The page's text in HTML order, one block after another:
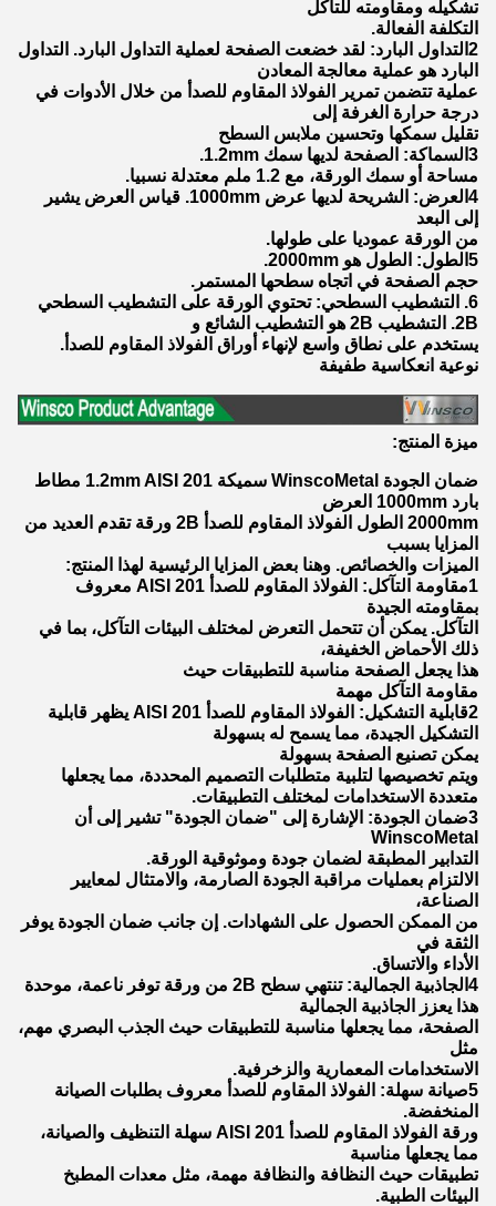
تشكيله ومقاومته للتآكل
التكلفة الفعالة.
2التداول البارد: لقد خضعت الصفحة لعملية التداول البارد. التداول
البارد هو عملية معالجة المعادن
عملية تتضمن تمرير الفولاذ المقاوم للصدأ من خلال الأدوات في
درجة حرارة الغرفة إلى
تقليل سمكها وتحسين ملابس السطح
3السماكة: الصفحة لديها سمك 1.2mm.
مساحة أو سمك الورقة، مع 1.2 ملم معتدلة نسبيا.
4العرض: الشريحة لديها عرض 1000mm. قياس العرض يشير
إلى البعد
من الورقة عموديا على طولها.
5الطول: الطول هو 2000mm.
حجم الصفحة في اتجاه سطحها المستمر.
6. التشطيب السطحي: تحتوي الورقة على التشطيب السطحي
2B. التشطيب 2B هو التشطيب الشائع و
يستخدم على نطاق واسع لإنهاء أوراق الفولاذ المقاوم للصدأ.
نوعية انعكاسية طفيفة
ميزة المنتج:
ضمان الجودة WinscoMetal سميكة 1.2mm AISI 201 مطاط
بارد 1000mm العرض
2000mm الطول الفولاذ المقاوم للصدأ 2B ورقة تقدم العديد من
المزايا بسبب
الميزات والخصائص. وهنا بعض المزايا الرئيسية لهذا المنتج:
1مقاومة التآكل: الفولاذ المقاوم للصدأ AISI 201 معروف
بمقاومته الجيدة
التآكل. يمكن أن تتحمل التعرض لمختلف البيئات التآكل، بما في
ذلك الأحماض الخفيفة،
هذا يجعل الصفحة مناسبة للتطبيقات حيث
مقاومة التآكل مهمة
2قابلية التشكيل: الفولاذ المقاوم للصدأ AISI 201 يظهر قابلية
التشكيل الجيدة، مما يسمح له بسهولة
يمكن تصنيع الصفحة بسهولة
ويتم تخصيصها لتلبية متطلبات التصميم المحددة، مما يجعلها
متعددة الاستخدامات لمختلف التطبيقات.
3ضمان الجودة: الإشارة إلى "ضمان الجودة" تشير إلى أن
WinscoMetal
التدابير المطبقة لضمان جودة وموثوقية الورقة.
الالتزام بعمليات مراقبة الجودة الصارمة، والامتثال لمعايير
الصناعة،
من الممكن الحصول على الشهادات. إن جانب ضمان الجودة يوفر
الثقة في
الأداء والاتساق.
4الجاذبية الجمالية: تنتهي سطح 2B من ورقة توفر ناعمة، موحدة
هذا يعزز الجاذبية الجمالية
الصفحة، مما يجعلها مناسبة للتطبيقات حيث الجذب البصري مهم،
مثل
الاستخدامات المعمارية والزخرفية.
5صيانة سهلة: الفولاذ المقاوم للصدأ معروف بطلبات الصيانة
المنخفضة.
ورقة الفولاذ المقاوم للصدأ AISI 201 سهلة التنظيف والصيانة،
مما يجعلها مناسبة
تطبيقات حيث النظافة والنظافة مهمة، مثل معدات المطبخ
البيئات الطبية.